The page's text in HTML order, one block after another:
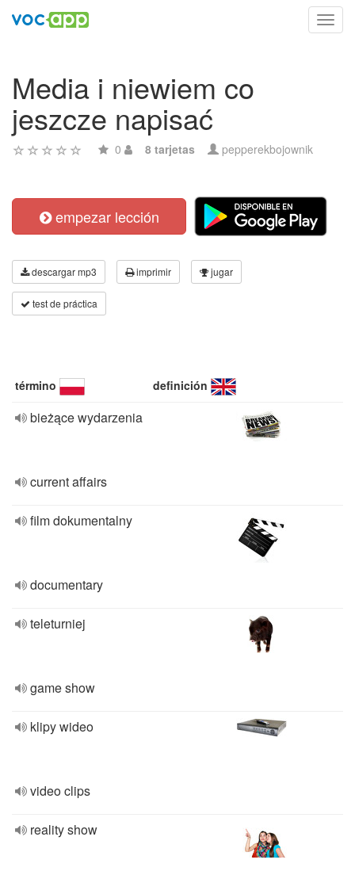
Media i niewiem co
jeszcze napisać
0 8 tarjetas pepperekbojownik
empezar lección
descargar mp3 imprimir jugar
test de práctica
término definición
bieżące wydarzenia
current affairs
film dokumentalny
documentary
teleturniej
game show
klipy wideo
video clips
reality show